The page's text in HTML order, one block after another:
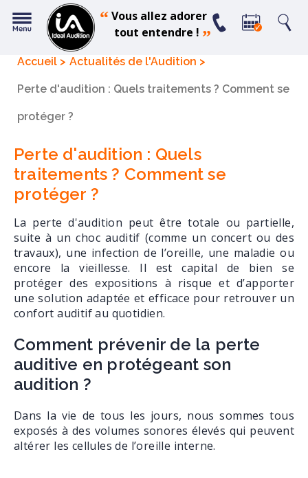
“Vous allez adorer
tout entendre ! ”
Accueil Actualités de l'Audition
Perte d'audition : Quels traitements ? Comment se
protéger ?
Perte d'audition : Quels
traitements ? Comment se
protéger ?
La perte d'audition peut être totale ou partielle,
suite à un choc auditif (comme un concert ou des
travaux), une infection de l’oreille, une maladie ou
encore la vieillesse. Il est capital de bien se
protéger des expositions à risque et d’apporter
une solution adaptée et efficace pour retrouver un
confort auditif au quotidien.
Comment prévenir de la perte
auditive en protégeant son
audition ?
Dans la vie de tous les jours, nous sommes tous
exposés à des volumes sonores élevés qui peuvent
altérer les cellules de l’oreille interne.